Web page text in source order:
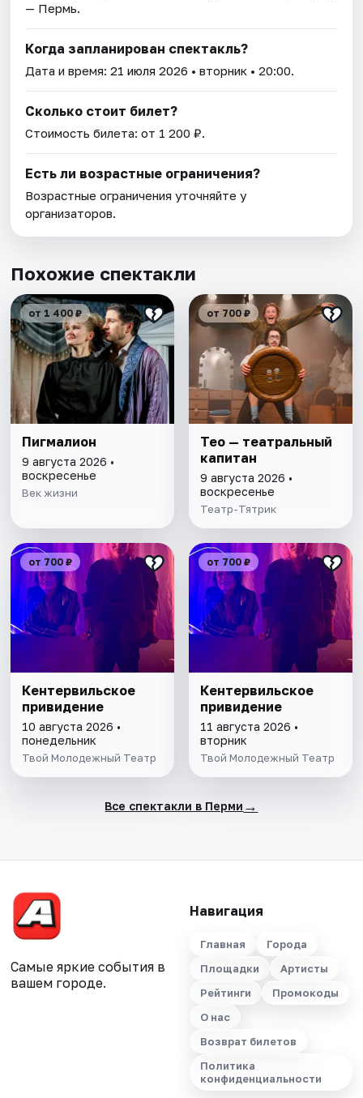
— Пермь.
Когда запланирован спектакль?
Дата и время:21 июля 2026 • вторник • 20:00.
Сколько стоит билет?
Стоимость билета: от 1 200 ₽.
Есть ли возрастные ограничения?
Возрастные ограничения уточняйте у
организаторов.
Похожие спектакли
от 1 400 ₽
Пигмалион
9 августа 2026 •
воскресенье
Век жизни
от 700 ₽
Тео — театральный
капитан
9 августа 2026 •
воскресенье
Театр-Тятрик
от 700 ₽
Кентервильское
привидение
10 августа 2026 •
понедельник
Твой Молодежный Театр
от 700 ₽
Кентервильское
привидение
11 августа 2026 •
вторник
Твой Молодежный Театр
Все спектакли в Перми →
Самые яркие события в
вашем городе.
Навигация
Главная
Города
Площадки
Артисты
Рейтинги
Промокоды
О нас
Возврат билетов
Политика
конфиденциальности